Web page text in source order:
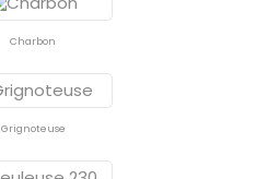
Charbon
Grignoteuse